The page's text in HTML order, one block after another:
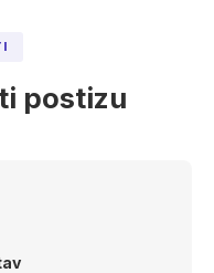
postizu